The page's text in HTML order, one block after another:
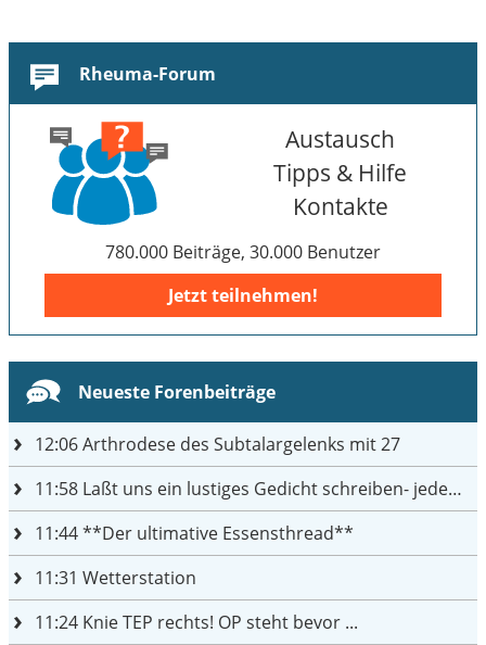
Rheuma-Forum
Austausch
Tipps & Hilfe
Kontakte
780.000 Beiträge, 30.000 Benutzer
Jetzt teilnehmen!
Neueste Forenbeiträge
12:06Arthrodese des Subtalargelenks mit 27
11:58 Laßt uns ein lustiges Gedicht schreiben- jeder einen Satz
11:44**Der ultimative Essensthread**
11:31 Wetterstation
11:24 Knie TEP rechts! OP steht bevor ...